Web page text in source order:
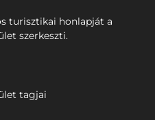
turisztikai honlapját a
szerkeszti.
tagjai